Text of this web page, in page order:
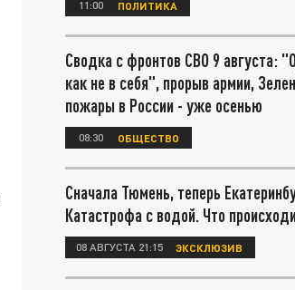
11:00 ПОЛИТИКА
Сводка с фронтов СВО 9 августа:
как не в себя", прорыв армии,
пожары в России - уже осенью
08:30 ОБЩЕСТВО
Сначала Тюмень, теперь
Катастрофа с водой. Что
08 АВГУСТА 21:15 ЭКСКЛЮЗИВ